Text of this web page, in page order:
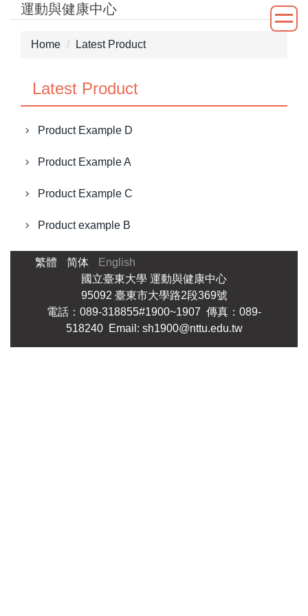
Jump
運動與健康中心
Home Latest Product
Latest Product
Product Example D
Product Example A
Product Example C
Product example B
繁體 简体
English
國立臺東大學 運動與健康中心
95092 臺東市大學路2段369號
電話：089-318855#1900~1907 傳真：089-
518240 Email: sh1900@nttu.edu.tw